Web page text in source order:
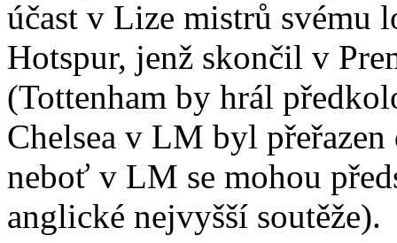
účast v Lize mistrů svému
Hotspur, jenž skončil v
(Tottenham by hrál
Chelsea v LM byl
neboť v LM se mohou
anglické nejvyšší soutěže).